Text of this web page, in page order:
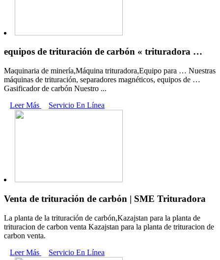
equipos de trituración de carbón « trituradora …
Maquinaria de minería,Máquina trituradora,Equipo para … Nuestras
máquinas de trituración, separadores magnéticos, equipos de …
Gasificador de carbón Nuestro ...
Leer Más
Servicio En Línea
Venta de trituración de carbón | SME Trituradora
La planta de la trituración de carbón,Kazajstan para la planta de
trituracion de carbon venta Kazajstan para la planta de trituracion de
carbon venta.
Leer Más
Servicio En Línea